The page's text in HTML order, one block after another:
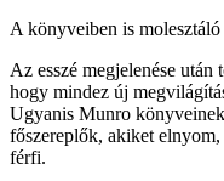
A könyveiben is
Az esszé megjelenése
hogy mindez új
Ugyanis Munro
főszereplők, akiket elnyom,
férfi.